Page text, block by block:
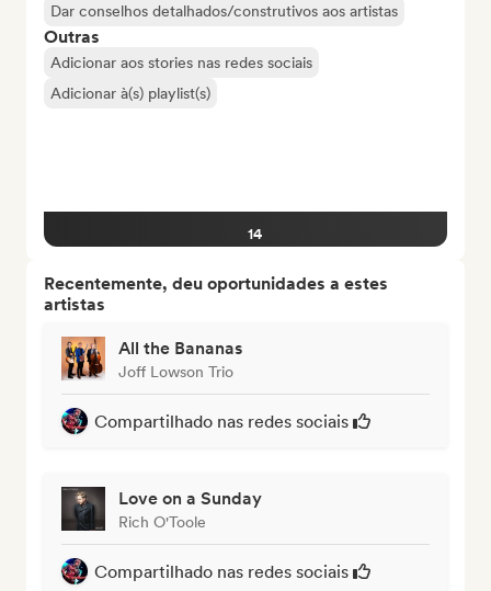
Dar conselhos detalhados/construtivos aos artistas
Outras
Adicionar aos stories nas redes sociais
Adicionar à(s) playlist(s)
14
Recentemente, deu oportunidades a estes
artistas
All the Bananas
Joff Lowson Trio
Compartilhado nas redes sociais
Love on a Sunday
Rich O'Toole
Compartilhado nas redes sociais